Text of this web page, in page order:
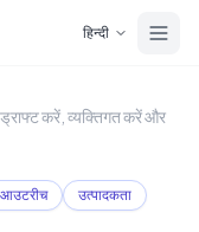
हिन्दी
करें, व्यक्तिगत करें और
आउटरीच उत्पादकता